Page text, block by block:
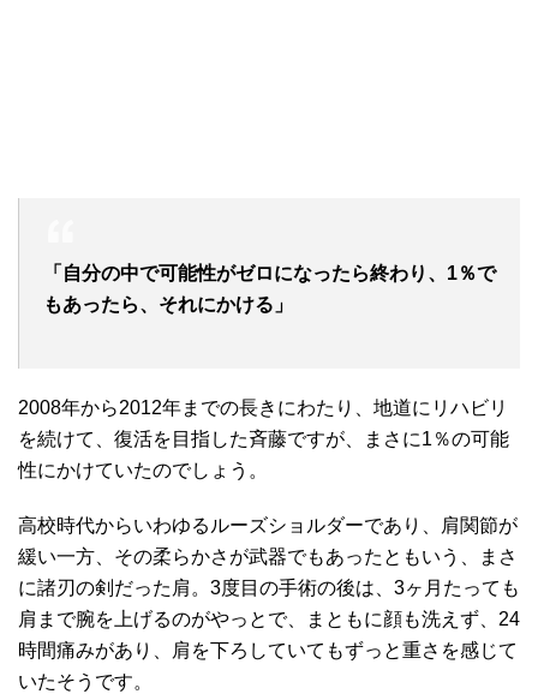
「自分の中で可能性がゼロになったら終わり、1％で
もあったら、それにかける」
2008年から2012年までの長きにわたり、地道にリハビリ
を続けて、復活を目指した斉藤ですが、まさに1％の可能
性にかけていたのでしょう。
高校時代からいわゆるルーズショルダーであり、肩関節が
緩い一方、その柔らかさが武器でもあったともいう、まさ
に諸刃の剣だった肩。3度目の手術の後は、3ヶ月たっても
肩まで腕を上げるのがやっとで、まともに顔も洗えず、24
時間痛みがあり、肩を下ろしていてもずっと重さを感じて
いたそうです。